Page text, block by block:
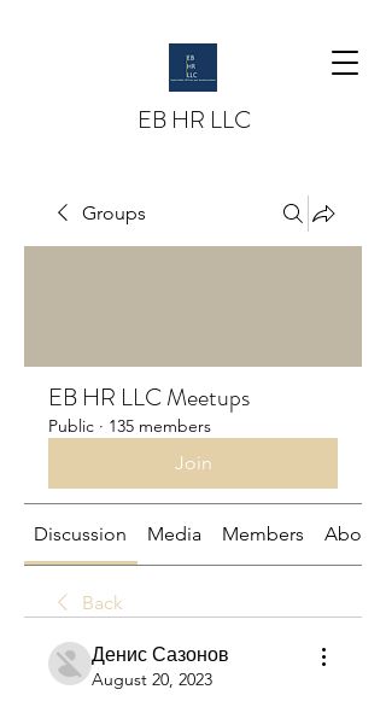
EB HR LLC
Groups
EB HR LLC Meetups
Public · 135 members
Join
Discussion Media Members About
Back
Денис Сазонов
August 20, 2023